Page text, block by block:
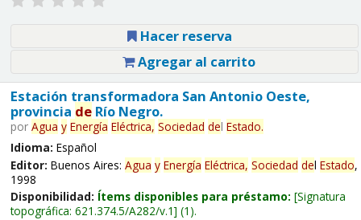
Hacer reserva
Agregar al carrito
Estación transformadora San Antonio Oeste,
provincia deRío Negro.
por Agua y Energía Eléctrica, Sociedad del Estado.
Idioma: Español
Editor: Buenos Aires: Agua y Energía Eléctrica, Sociedad del Estado,
1998
Disponibilidad: Ítems disponibles para préstamo: Signatura
topográfica: 621.374.5/A282/v.1 (1).